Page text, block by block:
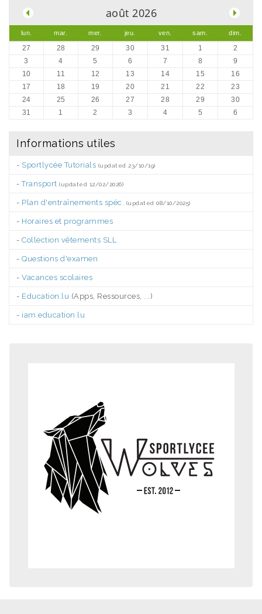
août 2026
lun. mar. mer. jeu. ven. sam. dim.
27 28 29 30 31 1
2
3
4 5 6 7 8
9
10
11 12 13 14 15
16
17
18 19 20 21 22
23
24
25 26 27 28 29
30
31
1 2 3 4 5 6
Informations utiles
- Sportlycée Tutorials (updated 23/10/19)
-Transport (updated 12/02/2026)
- Plan d'entraînements spéc. (updated 08/10/2025)
- Horaires et programmes
- Collection vêtements SLL
- Questions d'examen
- Vacances scolaires
- Education.lu (Apps, Ressources, ...)
- iam.education.lu